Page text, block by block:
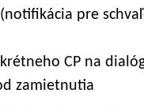
(notifikácia pre
CP na
zamietnutia